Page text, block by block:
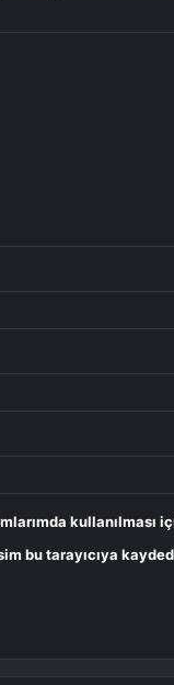
kullanılması
bu tarayıcıya